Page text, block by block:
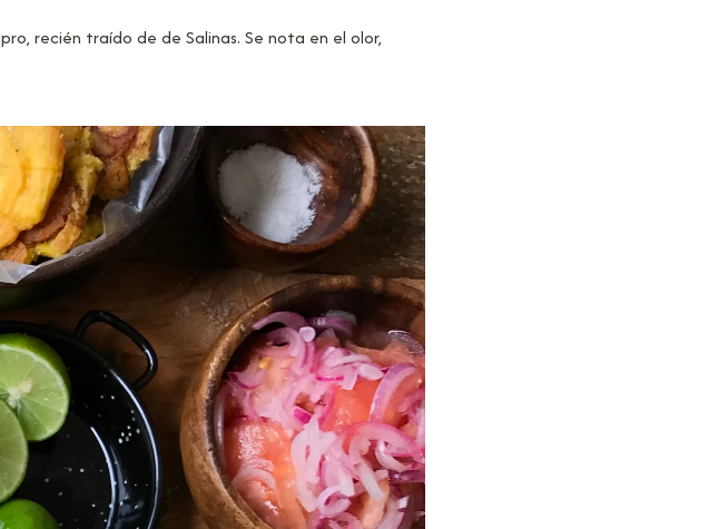
recién traído de de Salinas. Se nota en el olor,